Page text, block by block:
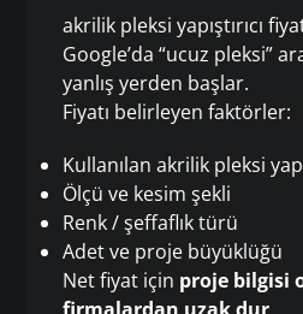
akrilik pleksi yapıştırıcı
Google’da “ucuz pleksi”
yanlış yerden başlar.
Fiyatı belirleyen faktörler:
Kullanılan akrilik pleksi
Ölçü ve kesim şekli
Renk / şeffaflık türü
Adet ve proje büyüklüğü
Net fiyat için proje bilgisi